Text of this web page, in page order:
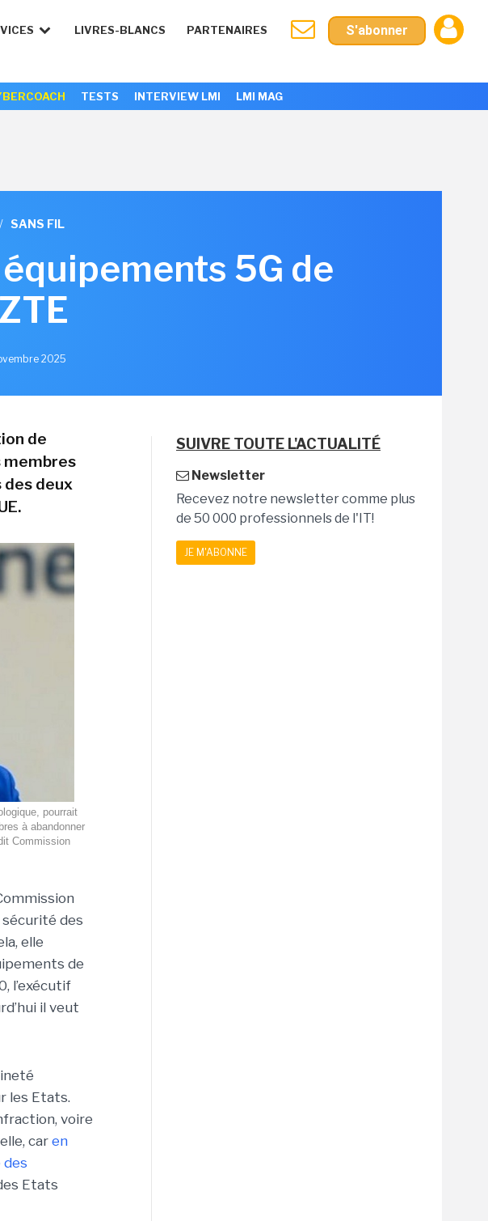
LIVRES-BLANCS PARTENAIRES S'abonner
TESTS INTERVIEW LMI LMI MAG
/ SANS FIL
5G de
2025
de
membres
deux
pourrait
à abandonner
Commission
des
elle
de
l’exécutif
il veut
les Etats.
voire
car en
Etats
SUIVRE TOUTE L'ACTUALITÉ
Newsletter
Recevez notre newsletter comme plus
de 50 000 professionnels de l'IT!
JE M'ABONNE